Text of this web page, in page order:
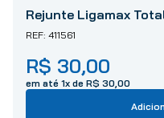
Rejunte Ligamax
411561
R$ 30,00
em até 1x de R$ 30 00
6º
chuveiro
7º
cimento
8º
torneira
9 º
telha